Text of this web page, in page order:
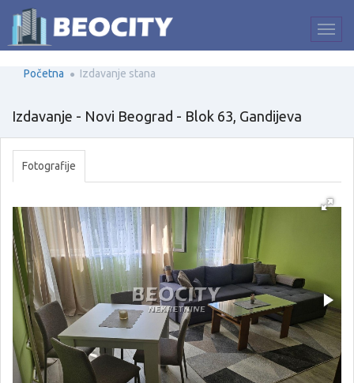
Početna Izdavanje stana
Izdavanje - Novi Beograd - Blok 63, Gandijeva
Fotografije